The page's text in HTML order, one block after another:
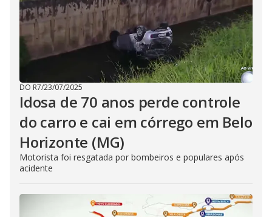
DO R7/23/07/2025
Idosa de 70 anos perde controle
do carro e cai em córrego em Belo
Horizonte (MG)
Motorista foi resgatada por bombeiros e populares após
acidente